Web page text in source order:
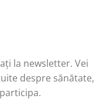
la newsletter. Vei
despre sănătate,